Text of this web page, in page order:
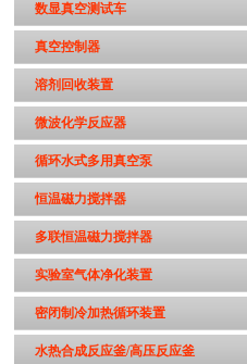
数显真空测试车
真空控制器
溶剂回收装置
微波化学反应器
循环水式多用真空泵
恒温磁力搅拌器
多联恒温磁力搅拌器
实验室气体净化装置
密闭制冷加热循环装置
水热合成反应釜/高压反应釜